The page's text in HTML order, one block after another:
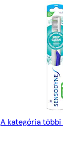
A kategória